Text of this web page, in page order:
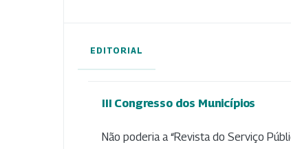
EDITORIAL
III Congresso dos Municípios
Não poderia a “Revista do Serviço